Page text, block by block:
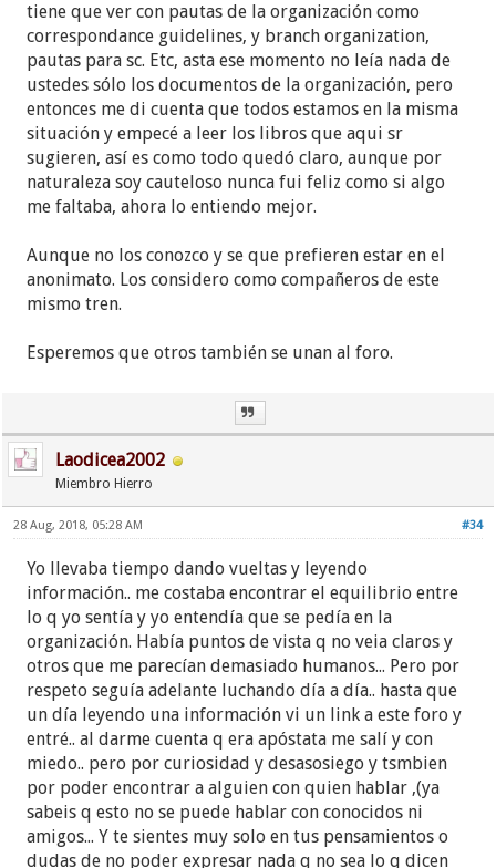
tiene que ver con pautas de la organización como
correspondance guidelines, y branch organization,
pautas para sc. Etc, asta ese momento no leía nada de
ustedes sólo los documentos de la organización, pero
entonces me di cuenta que todos estamos en la misma
situación y empecé a leer los libros que aqui sr
sugieren, así es como todo quedó claro, aunque por
naturaleza soy cauteloso nunca fui feliz como si algo
me faltaba, ahora lo entiendo mejor.
Aunque no los conozco y se que prefieren estar en el
anonimato. Los considero como compañeros de este
mismo tren.
Esperemos que otros también se unan al foro.
Laodicea2002
Miembro Hierro
#34
28 Aug, 2018, 05:28 AM
Yo llevaba tiempo dando vueltas y leyendo
información.. me costaba encontrar el equilibrio entre
lo q yo sentía y yo entendía que se pedía en la
organización. Había puntos de vista q no veia claros y
otros que me parecían demasiado humanos... Pero por
respeto seguía adelante luchando día a día.. hasta que
un día leyendo una información vi un link a este foro y
entré.. al darme cuenta q era apóstata me salí y con
miedo.. pero por curiosidad y desasosiego y tsmbien
por poder encontrar a alguien con quien hablar ,(ya
sabeis q esto no se puede hablar con conocidos ni
amigos... Y te sientes muy solo en tus pensamientos o
dudas de no poder expresar nada q no sea lo q dicen